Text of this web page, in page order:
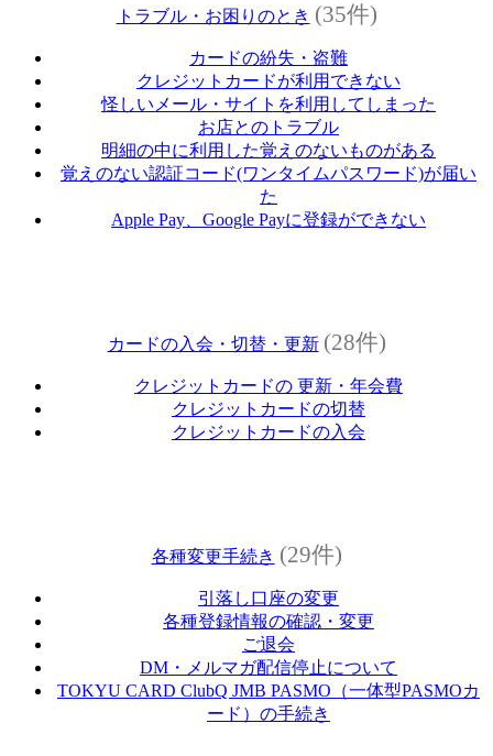
トラブル・お困りのとき (35件)
カードの紛失・盗難
クレジットカードが利用できない
怪しいメール・サイトを利用してしまった
お店とのトラブル
明細の中に利用した覚えのないものがある
覚えのない認証コード(ワンタイムパスワード)が届い
た
Apple Pay、Google Payに登録ができない
カードの入会・切替・更新 (28件)
クレジットカードの 更新・年会費
クレジットカードの切替
クレジットカードの入会
各種変更手続き (29件)
引落し口座の変更
各種登録情報の確認・変更
ご退会
DM・メルマガ配信停止について
TOKYU CARD ClubQ JMB PASMO（一体型PASMOカ
ード）の手続き